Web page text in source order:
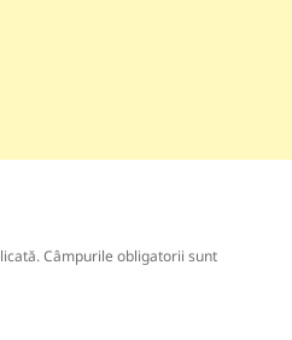
Câmpurile obligatorii sunt